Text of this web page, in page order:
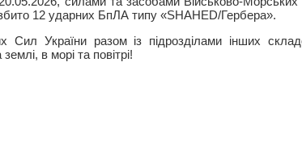
12 ударних БпЛА типу «SHAHED/Гербера».
Сил України разом із підрозділами інших
в морі та повітрі!